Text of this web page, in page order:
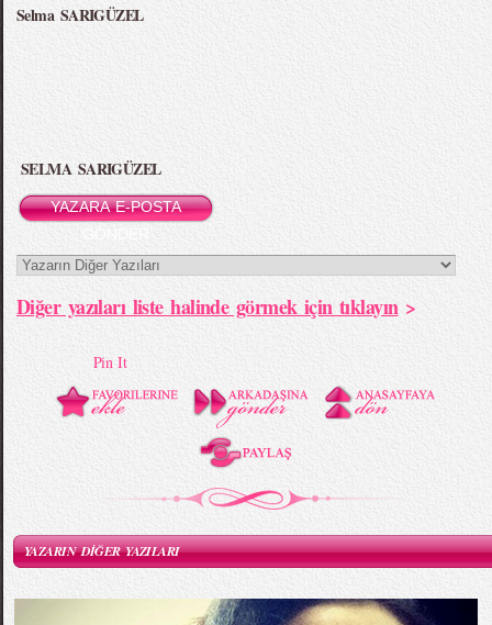
Selma SARIGÜZEL
SELMA SARIGÜZEL
YAZARA E-POSTA
Diğer yazıları liste halinde görmek için tıklayın>
Pin It
YAZARIN DİĞER YAZILARI